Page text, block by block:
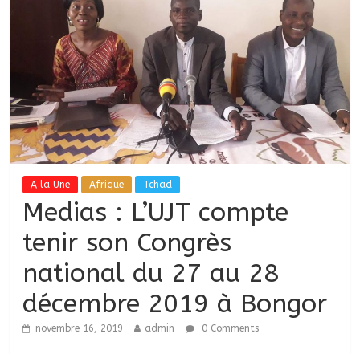
A la Une Afrique Tchad
Medias : L’UJT compte
tenir son Congrès
national du 27 au 28
décembre 2019 à Bongor
novembre 16, 2019 admin 0 Comments